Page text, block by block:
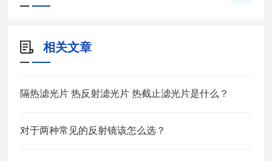
相关文章
隔热滤光片 热反射滤光片 热截止滤光片是什么？
对于两种常见的反射镜该怎么选？